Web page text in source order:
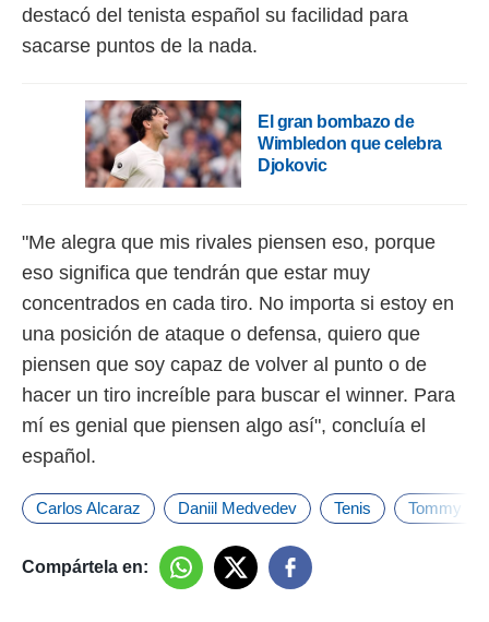
destacó del tenista español su facilidad para
sacarse puntos de la nada.
El gran bombazo de
Wimbledon que celebra
Djokovic
"Me alegra que mis rivales piensen eso, porque
eso significa que tendrán que estar muy
concentrados en cada tiro. No importa si estoy en
una posición de ataque o defensa, quiero que
piensen que soy capaz de volver al punto o de
hacer un tiro increíble para buscar el winner. Para
mí es genial que piensen algo así", concluía el
español.
Carlos Alcaraz Daniil Medvedev Tenis Tommy
Compártela en: